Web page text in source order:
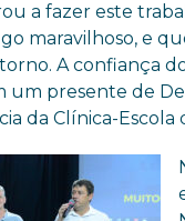
a fazer este
maravilhoso, e
A confiança
um presente de
da Clínica-